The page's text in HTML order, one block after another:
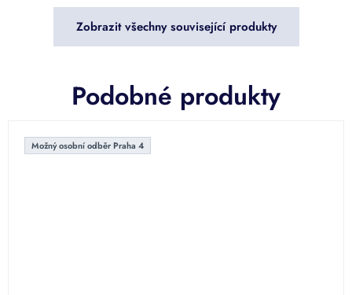
Zobrazit všechny související produkty
Podobné produkty
Možný osobní odběr Praha 4